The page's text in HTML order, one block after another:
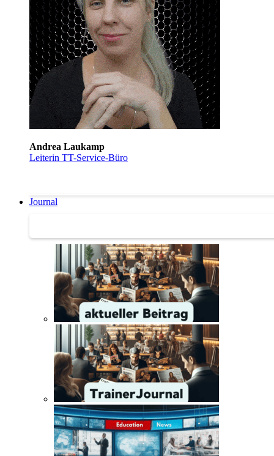
Andrea Laukamp
Leiterin TT-Service-Büro
Journal